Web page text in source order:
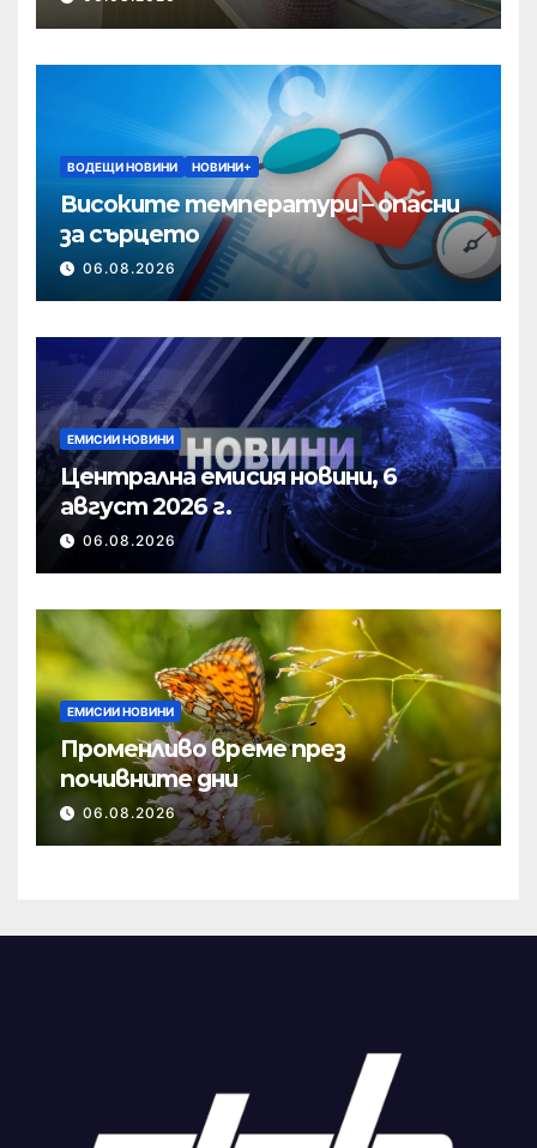
ВОДЕЩИ НОВИНИ НОВИНИ+
Високите температури – опасни
за сърцето
06.08.2026
ЕМИСИИ НОВИНИ
Централна емисия новини, 6
август 2026 г.
06.08.2026
ЕМИСИИ НОВИНИ
Променливо време през
почивните дни
06.08.2026